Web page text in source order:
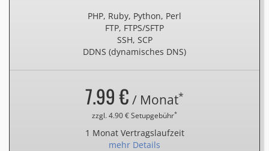
PHP, Ruby, Python, Perl
FTP, FTPS/SFTP
SSH, SCP
DDNS (dynamisches DNS)
7.99 € / Monat*
zzgl. 4.90 € Setupgebühr*
1 Monat Vertragslaufzeit
mehr Details